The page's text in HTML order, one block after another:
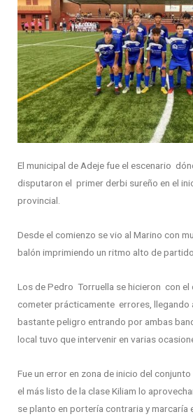
El municipal de Adeje fue el escenario
disputaron el primer derbi sureño en el
provincial.
Desde el comienzo se vio al Marino con
balón imprimiendo un ritmo alto de partido.
Los de Pedro Torruella se hicieron con el
cometer prácticamente errores, llegando
bastante peligro entrando por ambas
local tuvo que intervenir en varias
Fue un error en zona de inicio del
el más listo de la clase Kiliam lo
se planto en portería contraria y marcaría